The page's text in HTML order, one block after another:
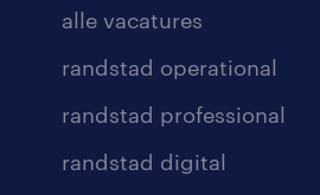
alle vacatures
randstad operational
randstad professional
randstad digital